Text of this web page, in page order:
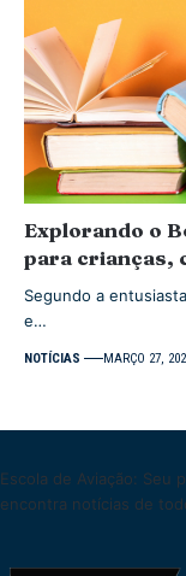
Explorando o
para crianças,
Segundo a
e…
NOTÍCIAS MARÇO 27,
Escola de Aviação: Seu
encontra notícias de